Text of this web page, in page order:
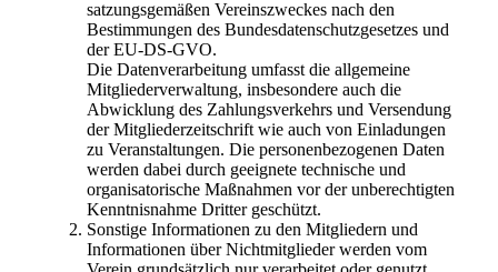
satzungsgemäßen Vereinszweckes nach den
Bestimmungen des Bundesdatenschutzgesetzes und
der EU-DS-GVO.
Die Datenverarbeitung umfasst die allgemeine
Mitgliederverwaltung, insbesondere auch die
Abwicklung des Zahlungsverkehrs und Versendung
der Mitgliederzeitschrift wie auch von Einladungen
zu Veranstaltungen. Die personenbezogenen Daten
werden dabei durch geeignete technische und
organisatorische Maßnahmen vor der unberechtigten
Kenntnisnahme Dritter geschützt.
Sonstige Informationen zu den Mitgliedern und
Informationen über Nichtmitglieder werden vom